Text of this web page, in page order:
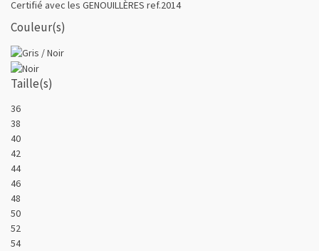
Certifié avec les GENOUILLÈRES ref.2014
Couleur(s)
Taille(s)
36
38
40
42
44
46
48
50
52
54